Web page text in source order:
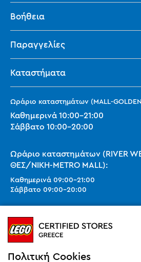
Βοήθεια
Παραγγελίες
Καταστήματα
Ωράριο καταστημάτων (MALL-
Καθημερινά 10:00-21:00
Σάββατο 10:00-20:00
Ωράριο καταστημάτων (RIVER
ΘΕΣ/ΝΙΚΗ-METRO MALL):
Καθημερινά 09:00-21:00
Σάββατο 09:00-20:00
Ωράριο καταστημάτων (SMART PARK):
Καθημερινά10:00-21:00
Σάββατο09:00
Κυριακή 11:00-20:00 (έως 25/10)
Πολιτική Cookies